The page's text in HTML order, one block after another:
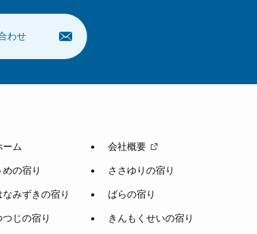
わせ
ーム 会社概要
めの宿り ささゆりの宿り
なみずきの宿り ばらの宿り
つじの宿り きんもくせいの宿り